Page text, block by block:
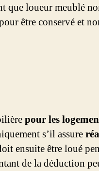
que loueur meublé
être conservé et
pour les
s’il assure
ensuite être loué
de la déduction